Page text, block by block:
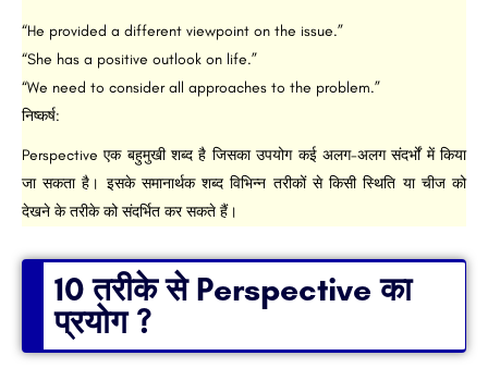
“He provided a different viewpoint on the issue.”
“She has a positive outlook on life.”
“We need to consider all approaches to the problem.”
निष्कर्ष:
Perspective एक बहुमुखी शब्द है जिसका उपयोग कई अलग-अलग संदर्भों में किया
जा सकता है। इसके समानार्थक शब्द विभिन्न तरीकों से किसी स्थिति या चीज को
देखने के तरीके को संदर्भित कर सकते हैं।
10 तरीके से Perspective का
प्रयोग ?